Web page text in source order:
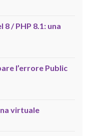
8 / PHP 8.1: una
l’errore Public
virtuale